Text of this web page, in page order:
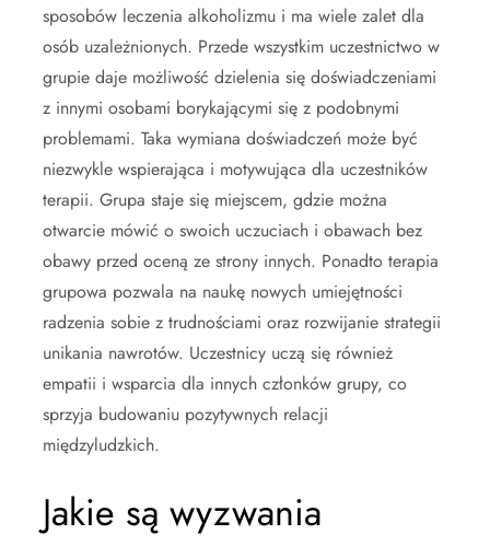
sposobów leczenia alkoholizmu i ma wiele zalet dla
osób uzależnionych. Przede wszystkim uczestnictwo w
grupie daje możliwość dzielenia się doświadczeniami
z innymi osobami borykającymi się z podobnymi
problemami. Taka wymiana doświadczeń może być
niezwykle wspierająca i motywująca dla uczestników
terapii. Grupa staje się miejscem, gdzie można
otwarcie mówić o swoich uczuciach i obawach bez
obawy przed oceną ze strony innych. Ponadto terapia
grupowa pozwala na naukę nowych umiejętności
radzenia sobie z trudnościami oraz rozwijanie strategii
unikania nawrotów. Uczestnicy uczą się również
empatii i wsparcia dla innych członków grupy, co
sprzyja budowaniu pozytywnych relacji
międzyludzkich.
Jakie są wyzwania